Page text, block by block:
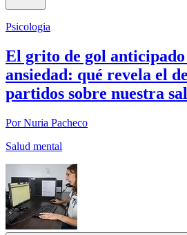
Psicologia
El grito de gol
ansiedad: qué revela el
partidos sobre nuestra
Por Nuria Pacheco
Salud mental